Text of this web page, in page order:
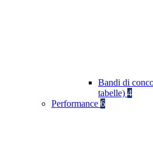
Bandi di
tabelle) 4
Performance 6